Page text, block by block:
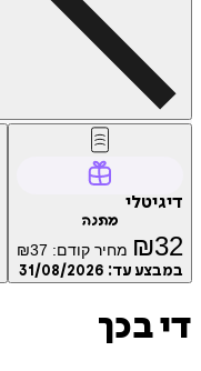
דיגיטלי
מתנה
₪32 מחיר קודם: ₪37
במבצע עד: 31/08/2026
די בכך